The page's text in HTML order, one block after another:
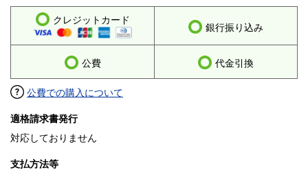
クレジットカード
銀行振り込み
公費 代金引換
公費での購入について
適格請求書発行
対応しておりません
支払方法等